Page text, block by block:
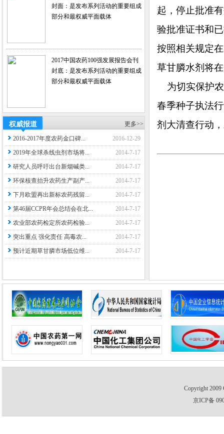
封面：是发布系列活动的重要组成
部分和最权威平面载体
2017中国农药100强发展报告会刊
封底：是发布系列活动的重要组成
部分和最权威平面载体
权威报道 更多>>
2016-2017年度农药金口碑...
2016-12-29
2019年全球杀线虫剂市场将...
2014-7-17
研究人员呼吁出台新烟碱类...
2014-7-17
环保核查抬升农药生产副产...
2014-7-17
下月欧盟再出新标农药残留...
2014-7-17
第46届CCPR年会总结会在北...
2014-7-17
农业部农药检定所农药检验...
2014-7-17
突出重点 强化责任 高毒农...
2014-7-17
预计近期草甘膦市场低位维...
2014-7-17
起，停止批准
验批准证书和
按照相关规定
草甘膦水剂将
为切实保护农
春季种子执法
剂大清查行动
Copyright 2009
京ICP备